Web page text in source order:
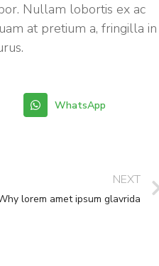
Nullam lobortis ex ac
at pretium a, fringilla in
WhatsApp
NEXT
lorem amet ipsum glavrida